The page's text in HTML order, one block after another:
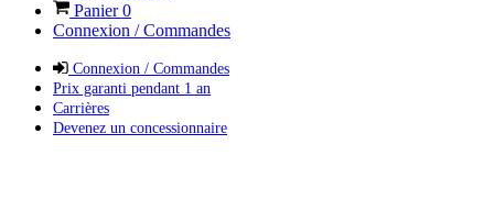
Panier0
Connexion / Commandes
Connexion / Commandes
Prix garanti pendant 1 an
Carrières
Devenez un concessionnaire